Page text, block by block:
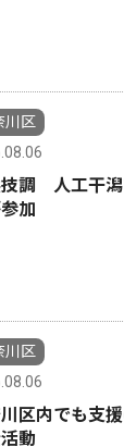
川区
調 人工干
加
川区
区内でも支
動